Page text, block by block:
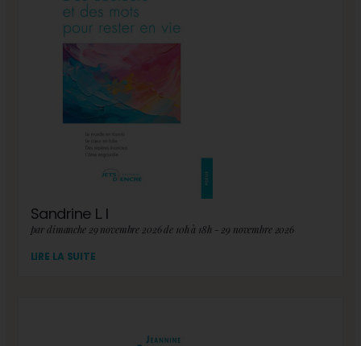
Sandrine L. I
par dimanche 29 novembre 2026 de 10h à 18h - 29 novembre 2026
LIRE LA SUITE